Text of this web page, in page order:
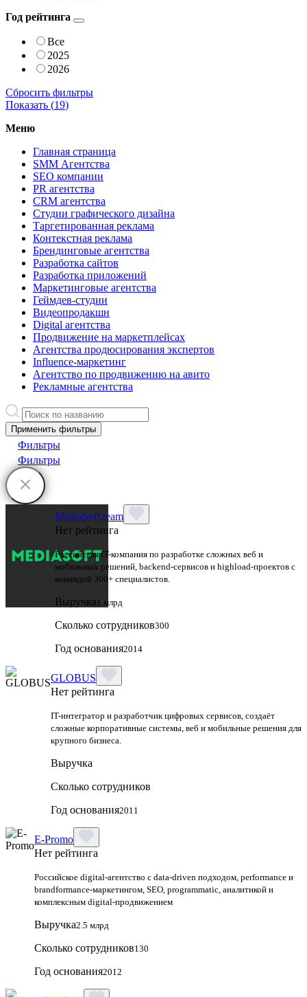
Год рейтинга
Все
2025
2026
Сбросить фильтры
Показать (19)
Меню
Главная страница
SMM Агентства
SEO компании
PR агентства
CRM агентства
Студии графического дизайна
Таргетированная реклама
Контекстная реклама
Брендинговые агентства
Разработка сайтов
Разработка приложений
Маркетинговые агентства
Геймдев-студии
Видеопродакшн
Digital агентства
Продвижение на маркетплейсах
Агентства продюсирования экспертов
Influence-маркетинг
Агентство по продвижению на авито
Рекламные агентства
Применить фильтры
Фильтры
Фильтры
MediaSoft.team
Нет рейтинга
Российская IT-компания по разработке сложных веб и
мобильных решений, backend-сервисов и highload-проектов с
командой 300+ специалистов.
Выручка 1 млрд
Сколько сотрудников300
Год основания2014
GLOBUS
Нет рейтинга
IT-интегратор и разработчик цифровых сервисов, создаёт
сложные корпоративные системы, веб и мобильные решения для
крупного бизнеса.
Выручка
Сколько сотрудников
Год основания2011
E-Promo
Нет рейтинга
Российское digital-агентство с data-driven подходом, performance и
brandformance-маркетингом, SEO, programmatic, аналитикой и
комплексным digital-продвижением
Выручка2.5 млрд
Сколько сотрудников130
Год основания2012